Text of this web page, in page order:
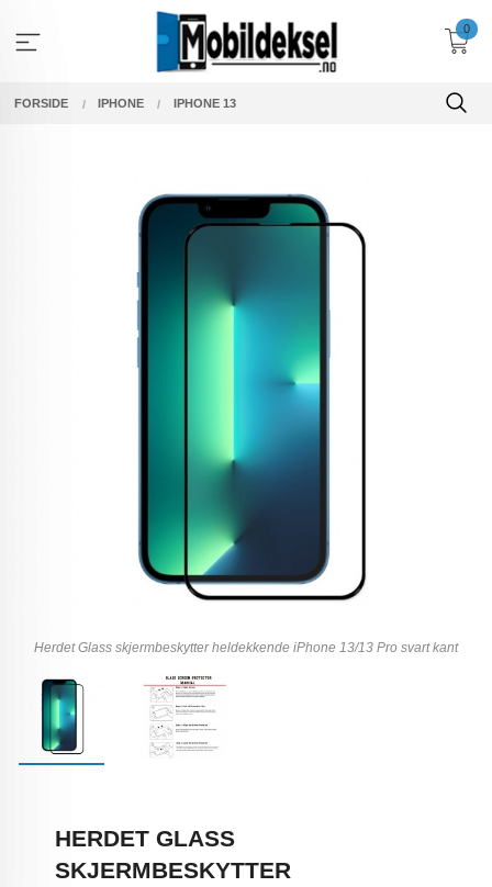
innholdet
0
FORSIDE IPHONE IPHONE 13
Herdet Glass skjermbeskytter heldekkende iPhone 13/13 Pro svart kant
HERDET GLASS
SKJERMBESKYTTER